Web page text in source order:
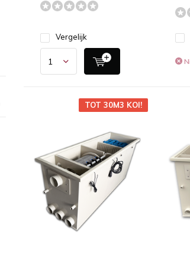
Vergelijk
TOT 30M3 KOI!